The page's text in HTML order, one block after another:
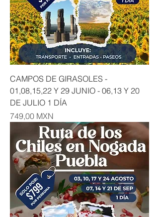
CAMPOS DE GIRASOLES -
01,08,15,22 Y 29 JUNIO - 06,13 Y 20
DE JULIO 1 DÍA
Precio
749,00 MXN